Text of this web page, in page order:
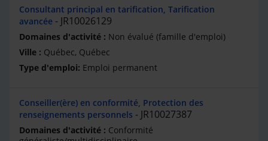
Consultant principal en tarification, Tarification
avancée
JR10026129
Non évalué (famille d'emploi)
Québec, Québec
Emploi permanent
Conseiller(ère) en conformité, Protection des
renseignements personnels
JR10027387
Conformité